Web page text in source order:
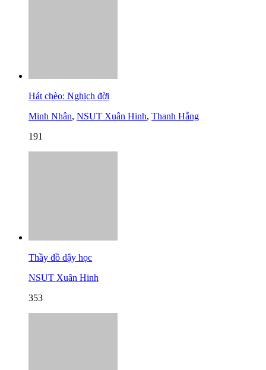
Hát chèo: Nghịch đời
Minh Nhân, NSUT Xuân Hinh, Thanh Hằng
191
Thầy đồ dậy học
NSUT Xuân Hinh
353